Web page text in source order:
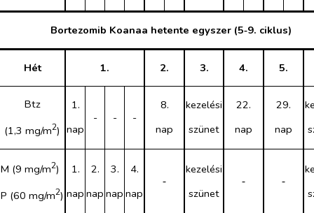
Bortezomib Koanaa hetente egyszer (5‑9. ciklus)
Hét 1. 2. 3. 4. 5.
Btz
(1,3 mg/m2)
1.
nap
- - -
8.
nap
kezelési
szünet
22.
nap
29.
nap
M (9 mg/m2)
P (60 mg/m2)
1.
nap
2.
nap
3.
nap
4.
nap
‑
kezelési
szünet
‑ ‑